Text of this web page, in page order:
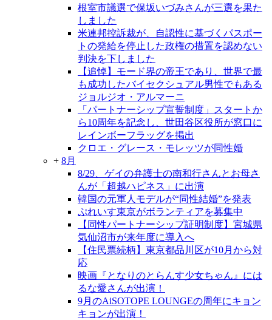
根室市議選で保坂いづみさんが三選を果た
しました
米連邦控訴裁が、自認性に基づくパスポー
トの発給を停止した政権の措置を認めない
判決を下しました
【追悼】モード界の帝王であり、世界で最
も成功したバイセクシュアル男性でもある
ジョルジオ・アルマーニ
「パートナーシップ宣誓制度」スタートか
ら10周年を記念し、世田谷区役所が窓口に
レインボーフラッグを掲出
クロエ・グレース・モレッツが同性婚
+ 8月
8/29、ゲイの弁護士の南和行さんとお母さ
んが「超越ハピネス」に出演
韓国の元軍人モデルが“同性結婚”を発表
ぷれいす東京がボランティアを募集中
【同性パートナーシップ証明制度】宮城県
気仙沼市が来年度に導入へ
【住民票続柄】東京都品川区が10月から対
応
映画『となりのとらんす少女ちゃん』には
るな愛さんが出演！
9月のAiSOTOPE LOUNGEの周年にキョン
キョンが出演！